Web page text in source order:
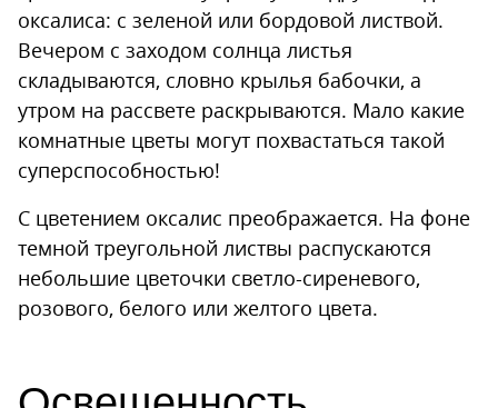
оксалиса: с зеленой или бордовой листвой.
Вечером с заходом солнца листья
складываются, словно крылья бабочки, а
утром на рассвете раскрываются. Мало какие
комнатные цветы могут похвастаться такой
суперспособностью!
С цветением оксалис преображается. На фоне
темной треугольной листвы распускаются
небольшие цветочки светло-сиреневого,
розового, белого или желтого цвета.